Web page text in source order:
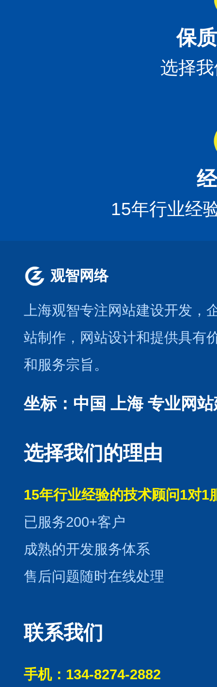
保
选择
15年行业经
观智网络
上海观智专注网站建设开发 ，
站制作 ， 网站设计和提供具有
和服务宗旨。
坐标：中国 上海 专业网
选择我们的理由
15年行业经验的技术顾问1对1
已服务200+客户
成熟的开发服务体系
售后问题随时在线处理
联系我们
手机：134-8274-2882